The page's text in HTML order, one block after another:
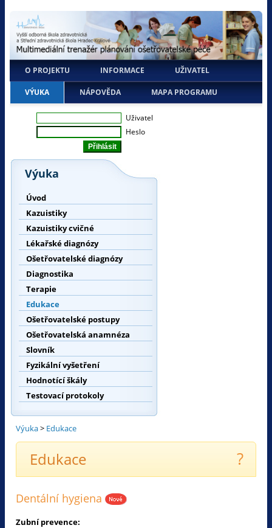
O PROJEKTU INFORMACE UŽIVATEL
VÝUKA NÁPOVĚDA MAPA PROGRAMU
Uživatel
Heslo
Výuka
Úvod
Kazuistiky
Kazuistiky cvičné
Lékařské diagnózy
Ošetřovatelské diagnózy
Diagnostika
Terapie
Edukace
Ošetřovatelské postupy
Ošetřovatelská anamnéza
Slovník
Fyzikální vyšetření
Hodnotící škály
Testovací protokoly
Výuka> Edukace
Edukace ?
Dentální hygiena
Zubní prevence: